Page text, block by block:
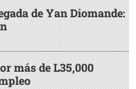
de Yan Diomande:
más de L35,000